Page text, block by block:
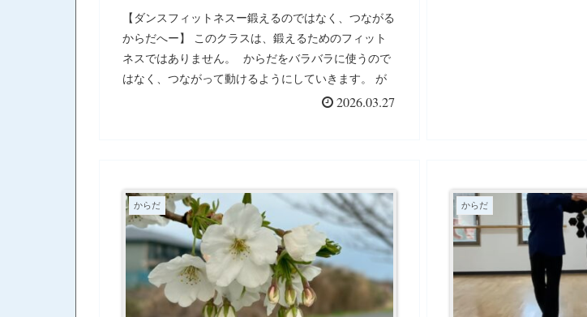
【ダンスフィットネスー鍛えるのではなく、つながる
からだへー】 このクラスは、鍛えるためのフィット
ネスではありません。 からだをバラバラに使うので
はなく、つながって動けるようにしていきます。 が
んばって動かすのではなく、無理なく動けるからだを
（肩）→ 上半身の余計な力を手放す ・チャチャチャ
（腰）→ 体重移動の中で真ん中を通す ・ジャイブ
（腸腰筋）→ 上と下を切らずに動き続ける
2026.03.27
からだ からだ